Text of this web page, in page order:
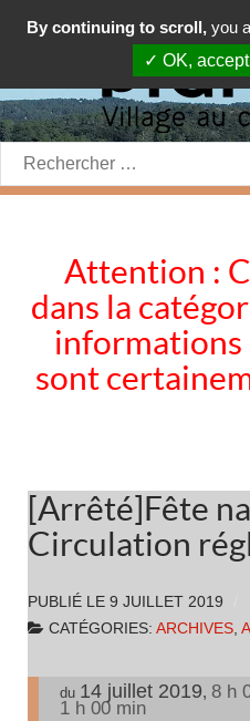
Rechercher:
Attention :
dans la
sont
[Arrêté]Fête
Circulation
PUBLIÉ LE 9 JUILLET 2019
CATÉGORIES: ARCHIVES,
du 14 juillet 2019, 8 h
1 h 00 min
By continuing to scroll, you
✓ OK, accept